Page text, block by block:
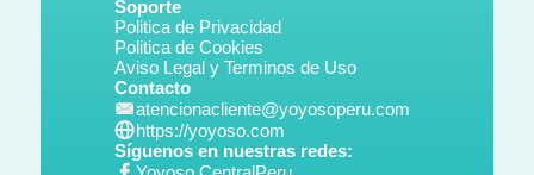
Soporte
Politica de Privacidad
Politica de Cookies
Aviso Legal y Terminos de Uso
Contacto
atencionacliente@yoyosoperu.com
https://yoyoso.com
Síguenos en nuestras redes: